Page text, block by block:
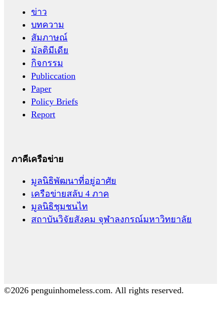
ข่าว
บทความ
สัมภาษณ์
มัลติมีเดีย
กิจกรรม
Publiccation
Paper
Policy Briefs
Report
ภาคีเครือข่าย
มูลนิธิพัฒนาที่อยู่อาศัย
เครือข่ายสลับ 4 ภาค
มูลนิธิชุมชนไท
สถาบันวิจัยสังคม จุฬาลงกรณ์มหาวิทยาลัย
©2026 penguinhomeless.com. All rights reserved.